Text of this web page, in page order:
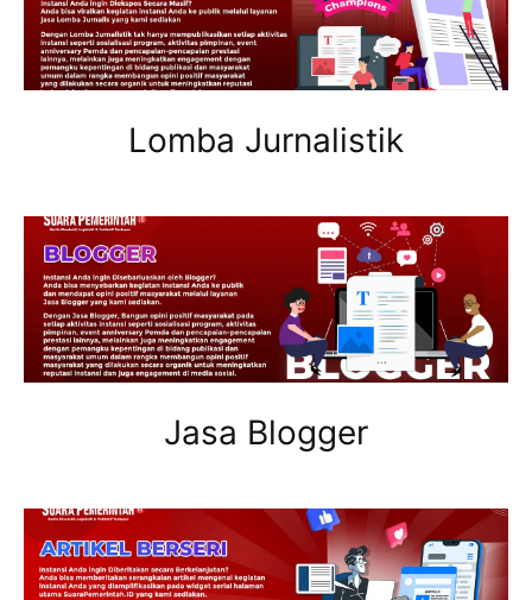
Lomba Jurnalistik
Jasa Blogger